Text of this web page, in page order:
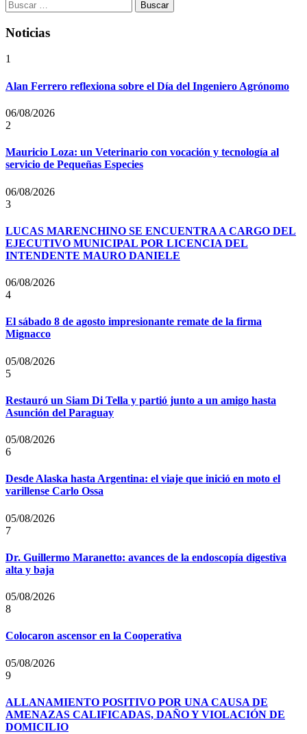
Buscar:
Noticias
1
Alan Ferrero reflexiona sobre el Día del Ingeniero Agrónomo
06/08/2026
2
Mauricio Loza: un Veterinario con vocación y tecnología al
servicio de Pequeñas Especies
06/08/2026
3
LUCAS MARENCHINO SE ENCUENTRA A CARGO DEL
EJECUTIVO MUNICIPAL POR LICENCIA DEL
INTENDENTE MAURO DANIELE
06/08/2026
4
El sábado 8 de agosto impresionante remate de la firma
Mignacco
05/08/2026
5
Restauró un Siam Di Tella y partió junto a un amigo hasta
Asunción del Paraguay
05/08/2026
6
Desde Alaska hasta Argentina: el viaje que inició en moto el
varillense Carlo Ossa
05/08/2026
7
Dr. Guillermo Maranetto: avances de la endoscopía digestiva
alta y baja
05/08/2026
8
Colocaron ascensor en la Cooperativa
05/08/2026
9
ALLANAMIENTO POSITIVO POR UNA CAUSA DE
AMENAZAS CALIFICADAS, DAÑO Y VIOLACIÓN DE
DOMICILIO